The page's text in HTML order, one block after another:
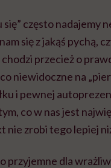
się” często nadajemy
się z jakąś pychą,
przecież o
niewidoczne na
i pewnej
co w nas jest
nie zrobi tego lepiej
przyjemne dla